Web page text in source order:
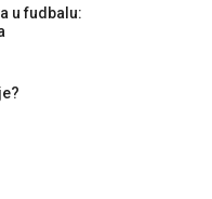
u fudbalu: